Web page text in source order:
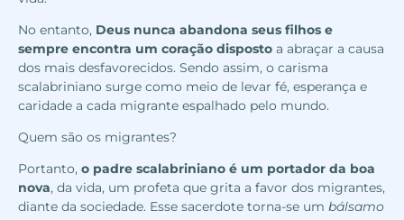
No entanto, Deus nunca abandona seus filhos e
sempre encontra um coração disposto a abraçar a causa
dos mais desfavorecidos. Sendo assim, o carisma
scalabriniano surge como meio de levar fé, esperança e
caridade a cada migrante espalhado pelo mundo.
Quem são os migrantes?
Portanto, o padre scalabriniano é um portador da boa
nova, da vida, um profeta que grita a favor dos migrantes,
diante da sociedade. Esse sacerdote torna-se um bálsamo